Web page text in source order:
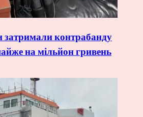
затримали контрабанду
на мільйон гривень